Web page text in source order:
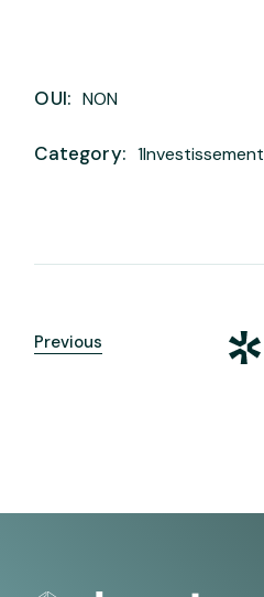
OUI: NON
Category:
Previous